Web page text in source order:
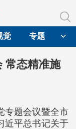
觉 专题
常态精准施
专题会议暨全市
近平总书记关于